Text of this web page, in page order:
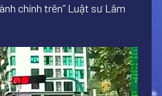
chính trên” Luật sư Lâm